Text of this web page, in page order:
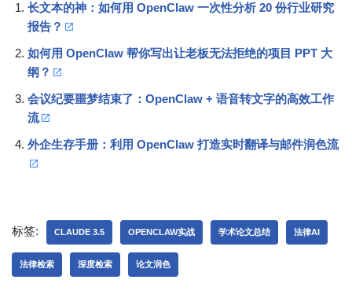
长文本的神：如何用 OpenClaw 一次性分析 20 份行业研究
报告？
如何用 OpenClaw 帮你写出让老板无法拒绝的项目 PPT 大
纲？
会议纪要噩梦结束了：OpenClaw + 语音转文字的高效工作
流
外企生存手册：利用 OpenClaw 打造实时翻译与邮件润色流
标签: CLAUDE 3.5 OPENCLAW实战 学术论文总结 法律AI
法律检索 深度检索 论文润色